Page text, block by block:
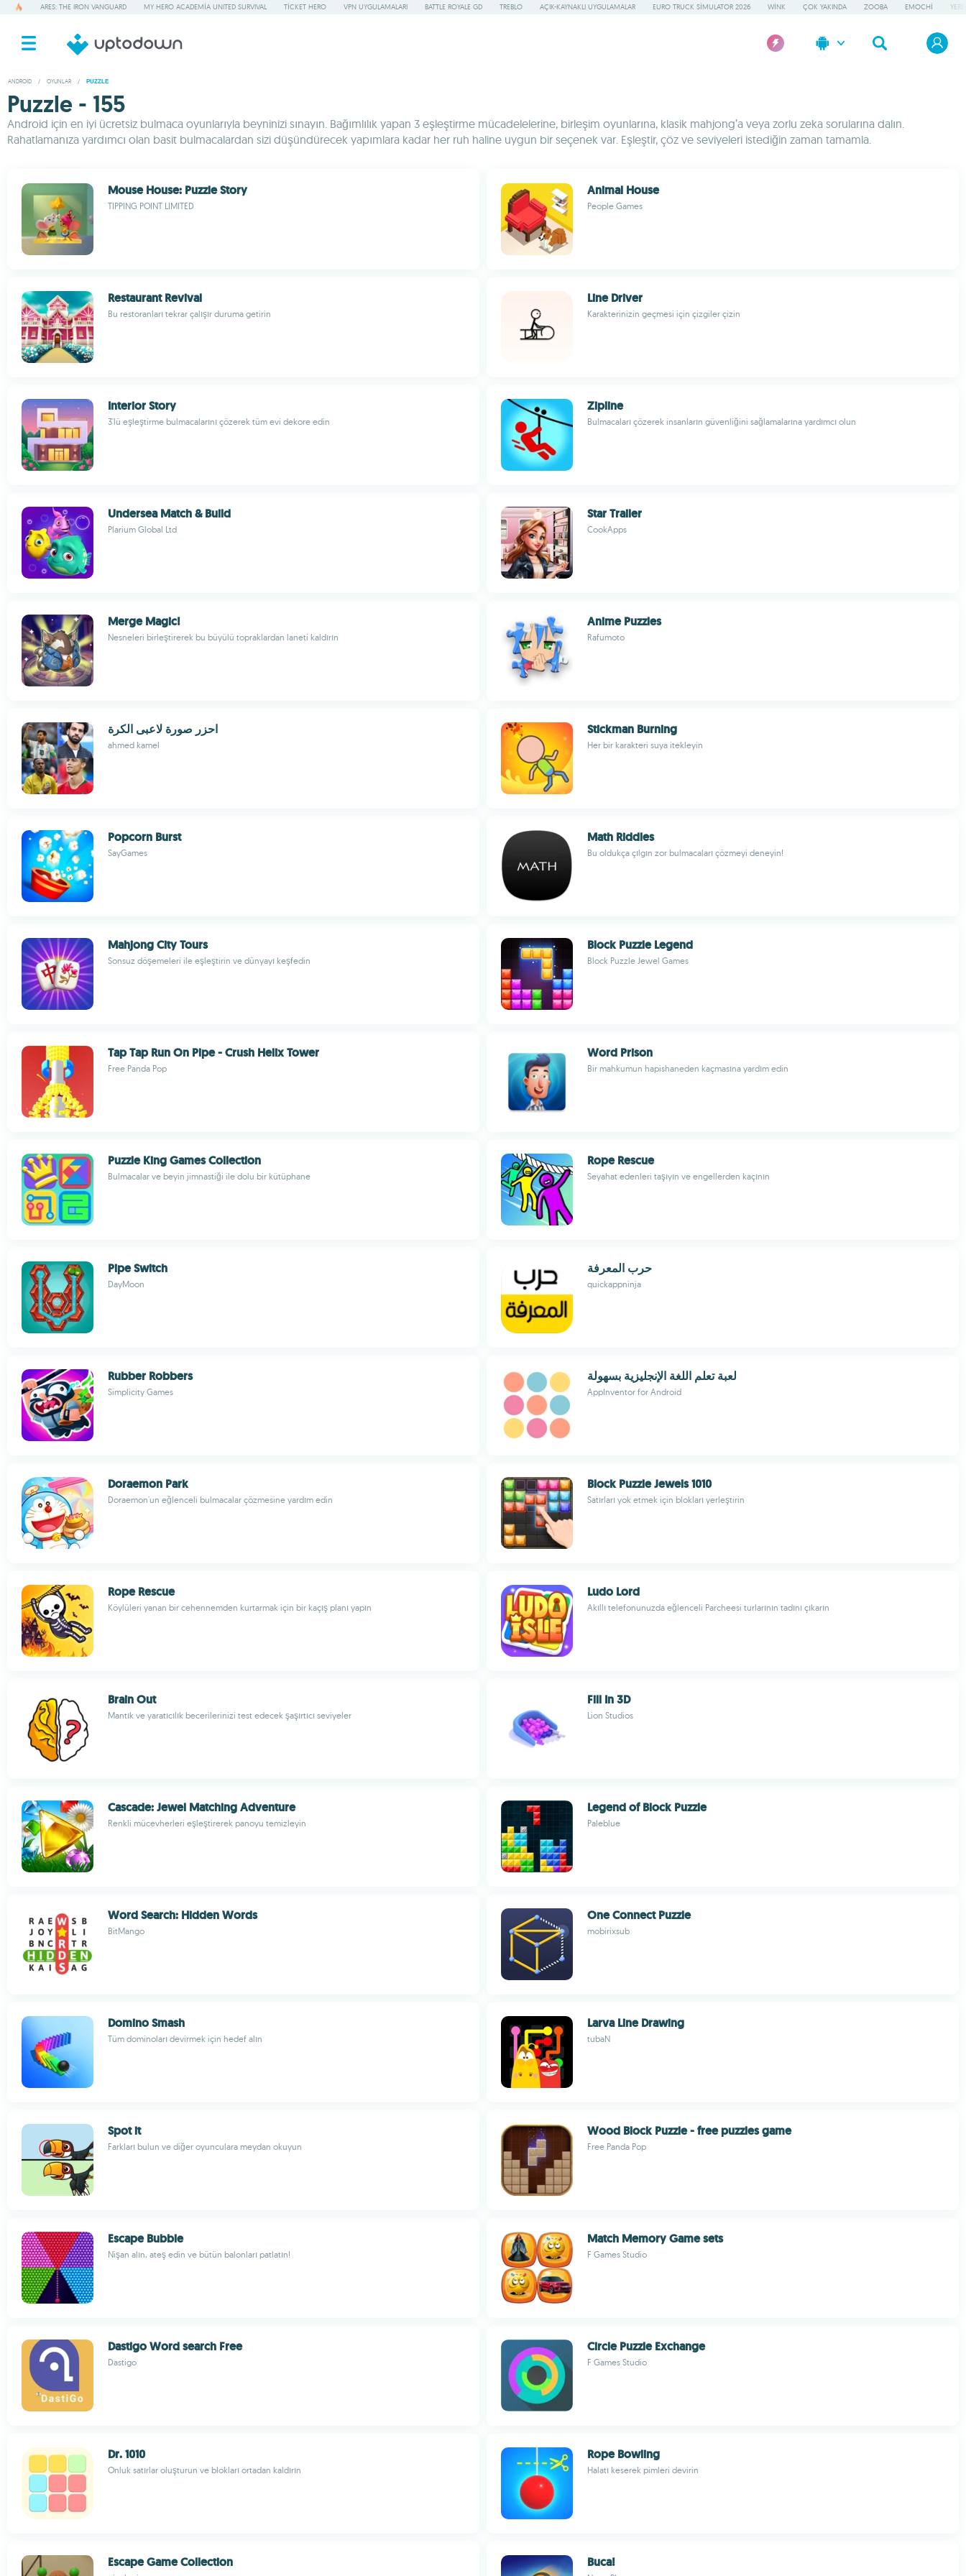
ARES: THE IRON VANGUARD MY HERO ACADEMIA UNITED SURVIVAL TICKET HERO VPN UYGULAMALARI BATTLE ROYALE GD TREBLO AÇIK-KAYNAKLI UYGULAMALAR EURO TRUCK SIMULATOR 2026 WINK ÇOK YAKINDA ZOOBA EMOCHI
ANDROID / OYUNLAR / PUZZLE
Puzzle - 155
Android için en iyi ücretsiz bulmaca oyunlarıyla beyninizi sınayın. Bağımlılık yapan 3 eşleştirme mücadelelerine, birleşim oyunlarına, klasik mahjong’a veya zorlu zeka sorularına dalın.
Rahatlamanıza yardımcı olan basit bulmacalardan sizi düşündürecek yapımlara kadar her ruh haline uygun bir seçenek var. Eşleştir, çöz ve seviyeleri istediğin zaman tamamla.
Mouse House: Puzzle Story
TIPPING POINT LIMITED
Animal House
People Games
Restaurant Revival
Bu restoranları tekrar çalışır duruma getirin
Line Driver
Karakterinizin geçmesi için çizgiler çizin
Interior Story
3'lü eşleştirme bulmacalarını çözerek tüm evi dekore edin
Zipline
Bulmacaları çözerek insanların güvenliğini sağlamalarına yardımcı olun
Undersea Match & Build
Plarium Global Ltd
Star Trailer
CookApps
Merge Magic!
Nesneleri birleştirerek bu büyülü topraklardan laneti kaldırın
Anime Puzzles
Rafumoto
احزر صورة لاعبى الكرة
ahmed kamel
Stickman Burning
Her bir karakteri suya itekleyin
Popcorn Burst
SayGames
Math Riddles
Bu oldukça çılgın zor bulmacaları çözmeyi deneyin!
Mahjong City Tours
Sonsuz döşemeleri ile eşleştirin ve dünyayı keşfedin
Block Puzzle Legend
Block Puzzle Jewel Games
Tap Tap Run On Pipe - Crush Helix Tower
Free Panda Pop
Word Prison
Bir mahkumun hapishaneden kaçmasına yardım edin
Puzzle King Games Collection
Bulmacalar ve beyin jimnastiği ile dolu bir kütüphane
Rope Rescue
Seyahat edenleri taşıyın ve engellerden kaçının
Pipe Switch
DayMoon
حرب المعرفة
quickappninja
Rubber Robbers
Simplicity Games
لعبة تعلم اللغة الإنجليزية بسهولة
AppInventor for Android
Doraemon Park
Doraemon'un eğlenceli bulmacalar çözmesine yardım edin
Block Puzzle Jewels 1010
Satırları yok etmek için blokları yerleştirin
Rope Rescue
Köylüleri yanan bir cehennemden kurtarmak için bir kaçış planı yapın
Ludo Lord
Akıllı telefonunuzda eğlenceli Parcheesi turlarının tadını çıkarın
Brain Out
Mantık ve yaratıcılık becerilerinizi test edecek şaşırtıcı seviyeler
Fill In 3D
Lion Studios
Cascade: Jewel Matching Adventure
Renkli mücevherleri eşleştirerek panoyu temizleyin
Legend of Block Puzzle
Paleblue
Word Search: Hidden Words
BitMango
One Connect Puzzle
mobirixsub
Domino Smash
Tüm dominoları devirmek için hedef alın
Larva Line Drawing
tubaN
Spot it
Farkları bulun ve diğer oyunculara meydan okuyun
Wood Block Puzzle - free puzzles game
Free Panda Pop
Escape Bubble
Nişan alın, ateş edin ve bütün balonları patlatın!
Match Memory Game sets
F Games Studio
Dastigo Word search Free
Dastigo
Circle Puzzle Exchange
F Games Studio
Dr. 1010
Onluk satırlar oluşturun ve blokları ortadan kaldırın
Rope Bowling
Halatı keserek pimleri devirin
Escape Game Collection Buca!